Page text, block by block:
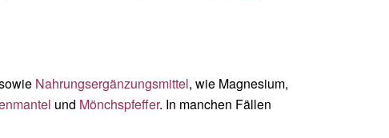
Nahrungsergänzungsmittel, wie Magnesium,
und Mönchspfeffer. In manchen Fällen